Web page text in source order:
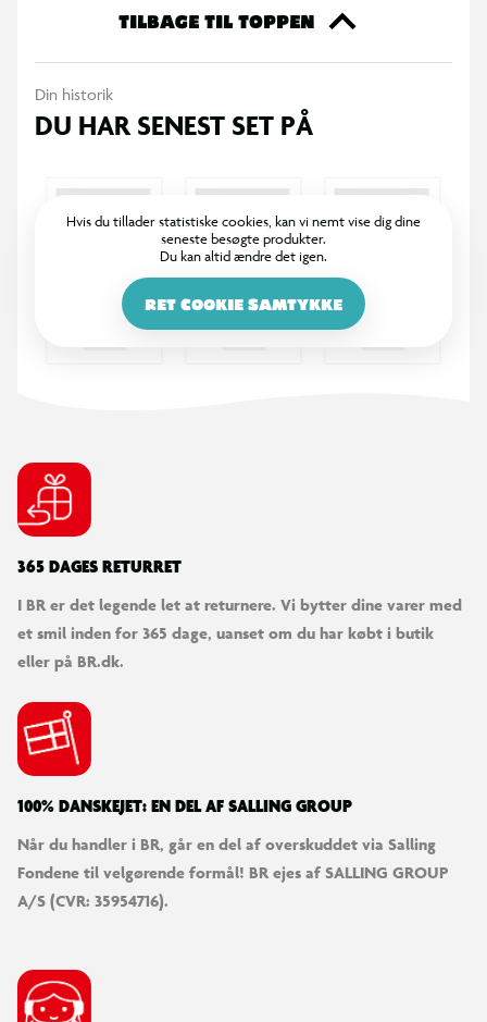
ekstra til din samling eller til at give den perfekte gave til en
TILBAGE TIL TOPPEN
Din historik
DU HAR SENEST SET PÅ
Hvis du tillader statistiske cookies, kan vi nemt vise dig dine
seneste besøgte produkter.
Du kan altid ændre det igen.
RET COOKIE SAMTYKKE
365 DAGES RETURRET
I BR er det legende let at returnere. Vi bytter dine varer med
et smil inden for 365 dage, uanset om du har købt i butik
eller på BR.dk.
100% DANSKEJET: EN DEL AF SALLING GROUP
Når du handler i BR, går en del af overskuddet via Salling
Fondene til velgørende formål! BR ejes af SALLING GROUP
A/S (CVR: 35954716).